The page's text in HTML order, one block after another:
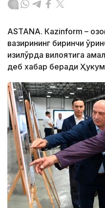
ASTANА. Кazinform –
вазирининг биринчи
Қизилўрда вилоятига
деб хабар беради